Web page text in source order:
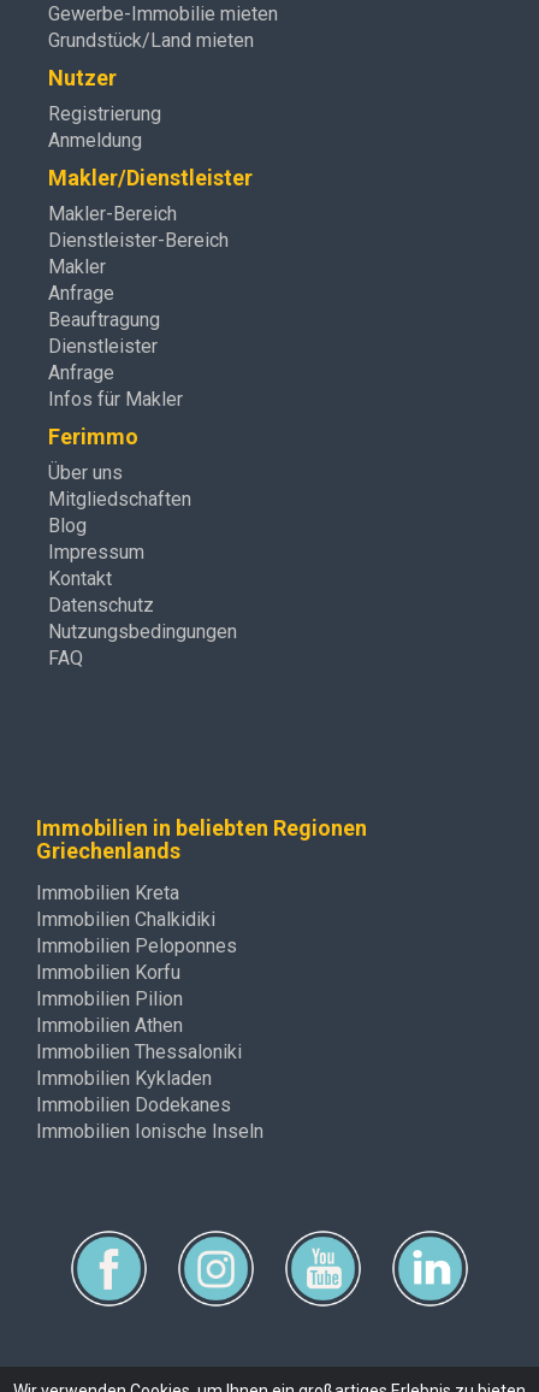
Gewerbe-Immobilie mieten
Grundstück/Land mieten
Nutzer
Registrierung
Anmeldung
Makler/Dienstleister
Makler-Bereich
Dienstleister-Bereich
Makler
Anfrage
Beauftragung
Dienstleister
Anfrage
Infos für Makler
Ferimmo
Über uns
Mitgliedschaften
Blog
Impressum
Kontakt
Datenschutz
Nutzungsbedingungen
FAQ
Immobilien in beliebten Regionen
Griechenlands
Immobilien Kreta
Immobilien Chalkidiki
Immobilien Peloponnes
Immobilien Korfu
Immobilien Pilion
Immobilien Athen
Immobilien Thessaloniki
Immobilien Kykladen
Immobilien Dodekanes
Immobilien Ionische Inseln